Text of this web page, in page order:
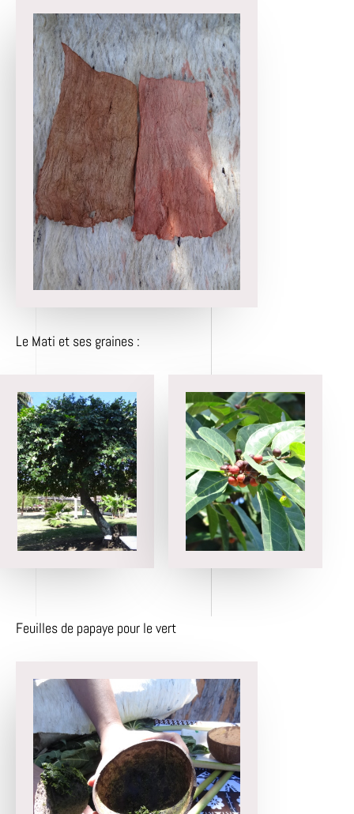
Le Mati et ses graines :
Feuilles de papaye pour le vert